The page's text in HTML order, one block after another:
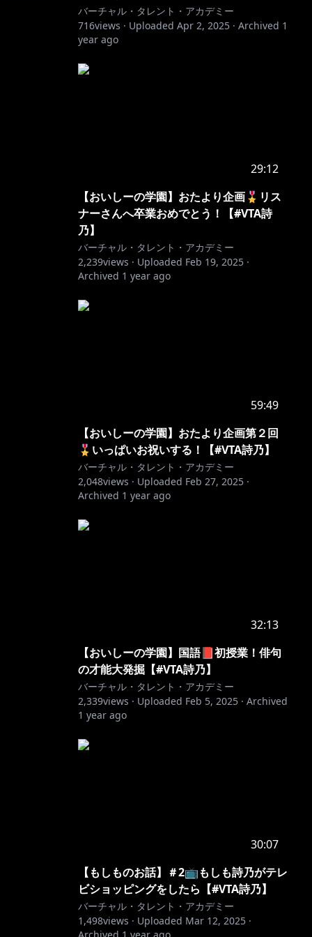
バーチャル・タレント・アカデミー
716views · Uploaded Apr 2, 2025 · Archived 1
year ago
29:12
【おいしーの学園】おたより企画🎖リス
ナーさんへ卒業おめでとう！【#VTA詩
乃】
バーチャル・タレント・アカデミー
2,239views · Uploaded Feb 19, 2025 ·
Archived 1 year ago
59:49
【おいしーの学園】おたより企画第２回
🎖いっぱいお祝いする！【#VTA詩乃】
バーチャル・タレント・アカデミー
2,048views · Uploaded Feb 27, 2025 ·
Archived 1 year ago
32:13
【おいしーの学園】国語📕初授業！俳句
の才能大発掘【#VTA詩乃】
バーチャル・タレント・アカデミー
2,339views · Uploaded Feb 5, 2025 · Archived
1 year ago
30:07
【もしものお話】＃2📺もしも詩乃がテレ
ビショッピングをしたら【#VTA詩乃】
バーチャル・タレント・アカデミー
1,498views · Uploaded Mar 12, 2025 ·